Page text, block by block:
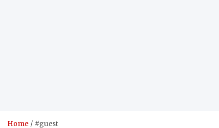
Home #guest